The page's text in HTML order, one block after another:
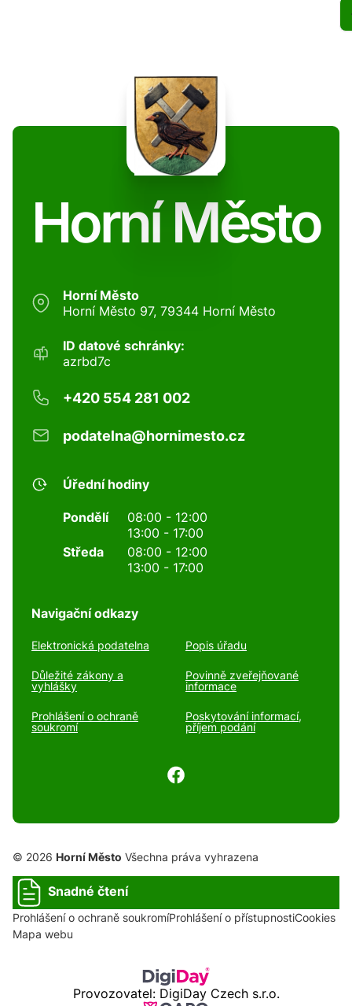
Horní Město
Horní Město
Horní Město 97, 79344 Horní Město
ID datové schránky:
azrbd7c
+420 554 281 002
podatelna@hornimesto.cz
Úřední hodiny
Pondělí
08:00 - 12:00
13:00 - 17:00
Středa
08:00 - 12:00
13:00 - 17:00
Navigační odkazy
Elektronická podatelna Popis úřadu
Důležité zákony a
vyhlášky
Povinně zveřejňované
informace
Prohlášení o ochraně
soukromí
Poskytování informací,
příjem podání
© 2026 Horní Město Všechna práva vyhrazena
Snadné čtení
Prohlášení o ochraně soukromíProhlášení o přístupnostiCookies
Mapa webu
Provozovatel: DigiDay Czech s.r.o.